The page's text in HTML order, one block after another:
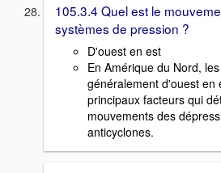
105.3.4 Quel est le
systèmes de pression ?
D'ouest en est
En Amérique du Nord,
généralement d'ouest en
principaux facteurs qui
mouvements des
anticyclones.